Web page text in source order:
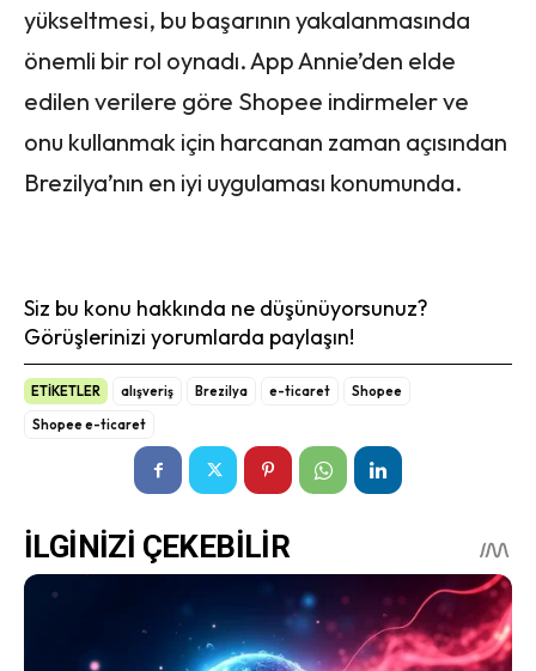
yükseltmesi, bu başarının yakalanmasında
önemli bir rol oynadı. App Annie’den elde
edilen verilere göre Shopee indirmeler ve
onu kullanmak için harcanan zaman açısından
Brezilya’nın en iyi uygulaması konumunda.
Siz bu konu hakkında ne düşünüyorsunuz?
Görüşlerinizi yorumlarda paylaşın!
ETİKETLER alışveriş Brezilya e-ticaret
Shopee
Shopee e-ticaret